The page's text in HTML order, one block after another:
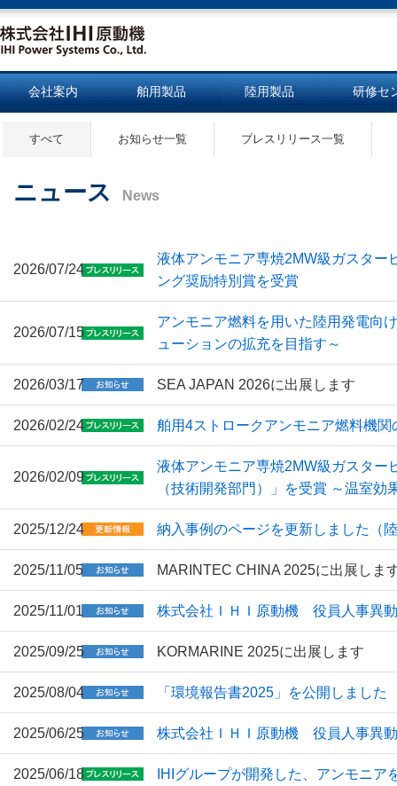
会社案内 舶用製品 陸用製品 研修セ
すべて お知らせ一覧 プレスリリース一覧
ニュース News
2026/07/24
液体アンモニア専焼2MW級ガスター
ング奨励特別賞を受賞
2026/07/15
アンモニア燃料を用いた陸用発電向
ューションの拡充を目指す～
2026/03/17 SEA JAPAN 2026に出展します
2026/02/24 舶用4ストロークアンモニア燃料機
2026/02/09
液体アンモニア専焼2MW級ガスター
（技術開発部門）」を受賞 ～温室
2025/12/24 納入事例のページを更新しました（
2025/11/05 MARINTEC CHINA 2025に出展しま
2025/11/01 株式会社ＩＨＩ原動機 役員人事異動
2025/09/25 KORMARINE 2025に出展します
2025/08/04 「環境報告書2025」を公開しました
2025/06/25 株式会社ＩＨＩ原動機 役員人事異動
2025/06/18 IHIグループが開発した、アンモニ